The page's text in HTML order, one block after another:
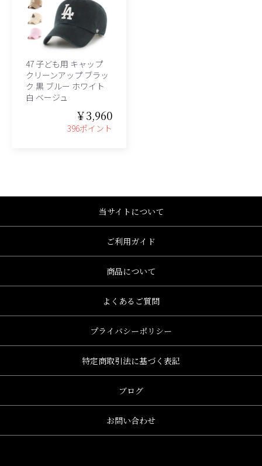
47 子ども用 キャップ
クリーンアップ ブラッ
ク 黒 ブルー ホワイト
白 ベージュ
￥3,960
396ポイント
当サイトについて
ご利用ガイド
商品について
よくあるご質問
プライバシーポリシー
特定商取引法に基づく表記
ブログ
お問い合わせ